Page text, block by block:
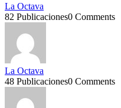
La Octava
82 Publicaciones0 Comments
La Octava
48 Publicaciones0 Comments